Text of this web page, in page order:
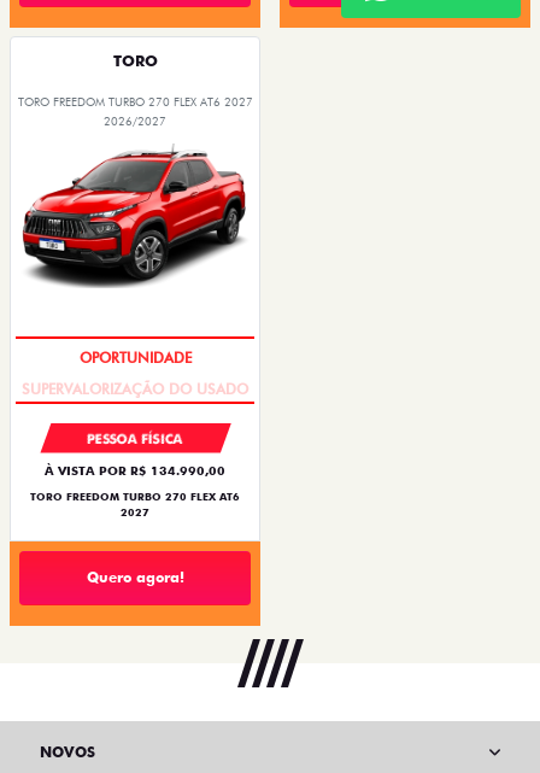
TORO
TORO FREEDOM TURBO 270 FLEX AT6 2027
2026/2027
OPORTUNIDADE
PESSOA FÍSICA
À VISTA POR R$ 134.990,00
TORO FREEDOM TURBO 270 FLEX AT6
2027
Quero agora!
NOVOS